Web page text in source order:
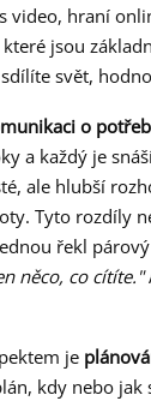
video, hraní
které jsou
svět,
o
a každý je
ale hlubší
Tyto rozdíly
řekl
něco, co cítíte."
je
kdy nebo jak